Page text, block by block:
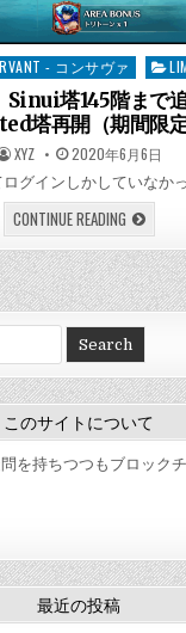
- コンサヴァ
Sinui塔145階まで
塔再開（期間限定
AUTHOR:
XYZ PUBLISHED
DATE:
2020年6月6日
グインしかしていなか
CONTINUE READING【コ
ン
サ
ヴ
ァ】
SINUI
塔
145
階
ま
で
追
加、
そ
し
て
LIMITED
限
定）
このサイトについて
を持ちつつもブロック
最近の投稿